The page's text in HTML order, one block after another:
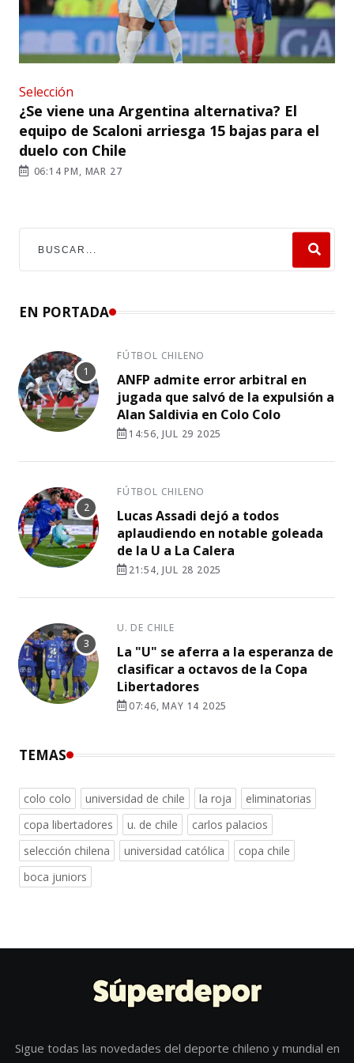
Selección
¿Se viene una Argentina alternativa? El
equipo de Scaloni arriesga 15 bajas para el
duelo con Chile
06:14 PM, MAR 27
EN PORTADA
FÚTBOL CHILENO
ANFP admite error arbitral en
jugada que salvó de la expulsión a
Alan Saldivia en Colo Colo
14:56, JUL 29 2025
FÚTBOL CHILENO
Lucas Assadi dejó a todos
aplaudiendo en notable goleada
de la U a La Calera
21:54, JUL 28 2025
U. DE CHILE
La "U" se aferra a la esperanza de
clasificar a octavos de la Copa
Libertadores
07:46, MAY 14 2025
TEMAS
colo colo universidad de chile la roja
eliminatorias
copa libertadores
u. de chile
carlos palacios
selección chilena
universidad católica
copa chile
boca juniors
Sigue todas las novedades del deporte chileno y mundial en